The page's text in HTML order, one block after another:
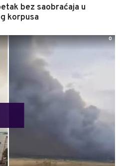
bez saobraćaja u
korpusa
0